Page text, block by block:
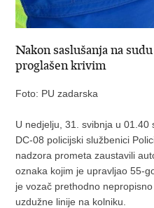
Nakon saslušanja na
proglašen krivim
Foto: PU zadarska
U nedjelju, 31. svibnja u
DC-08 policijski službenici
nadzora prometa zaustavili
oznaka kojim je upravljao 55-
je vozač prethodno
uzdužne linije na kolniku.